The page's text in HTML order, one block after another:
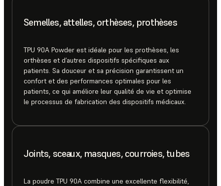
Semelles, attelles, orthèses, prothèses
TPU 90A Powder est idéale pour les prothèses, les
orthèses et d’autres dispositifs spécifiques aux
patients. Sa douceur et sa précision garantissent un
confort et des performances optimales pour les
patients, ce qui améliore leur qualité de vie et optimise
le processus de fabrication des dispositifs médicaux.
Joints, sceaux, masques, courroies, tubes
La poudre TPU 90A combine une excellente flexibilité,